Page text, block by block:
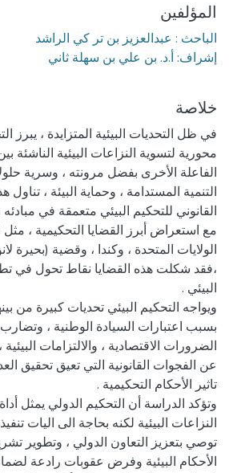
المؤلفين
الباحث : عبدالعزيز بن تر كي الراشد
إشراف: أ.د. بن علي بن سهلة ثاني
خلاصة
في ظل التحديات البيئية المتزايدة ، يبرز
محورية لتسوية النزاعات البيئية الناشئة
الفاعلة الأخرى بفضل مرونته ، وسرية
التنمية المستدامة ، وحماية البيئة ، تناول
القانوني للتحكيم البيئي متعمقة في مبادئه
مع استعراض أبرز القضايا التحكيمية ،
الولايات المتحدة ، وكندا ، وقضية (بحيرة
،فقد شكلت هذه القضايا نقاط تحول في
ويواجه التحكيم البيئي تحديات كبيرة من
بسبب اعتبارات السيادة الوطنية ،
الضرورات الاقتصادية ، والالتزامات
عن الفجوات القانونية التي تعيق تحقيق
وتؤكد الدراسة أن التحكيم الدولي يمثل
النزاعات البيئية لكنه بحاجة الى اليات
توصي بتعزيز التعاون الدولي ، وتطوير
الأحكام البيئية وفرض عقوبات رادعة